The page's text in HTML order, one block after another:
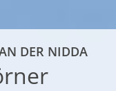
DER NIDDA